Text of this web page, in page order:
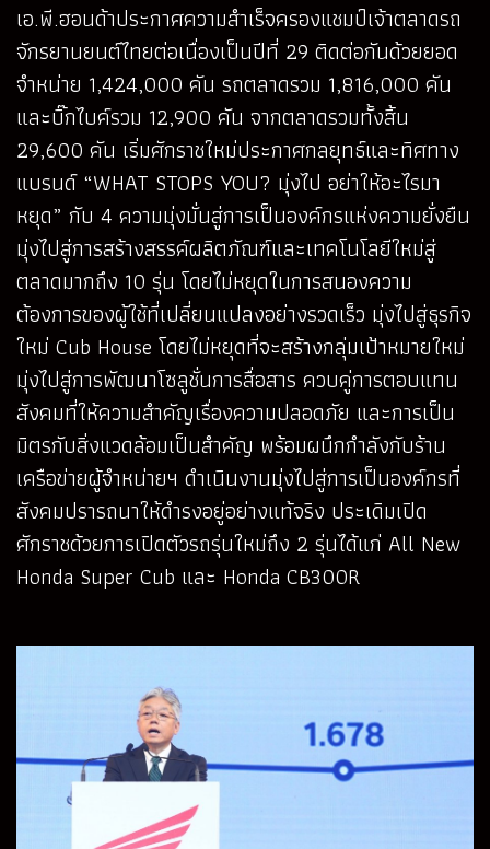
เอ.พี.ฮอนด้าประกาศความสำเร็จครองแชมป์เจ้าตลาดรถ
จักรยานยนต์ไทยต่อเนื่องเป็นปีที่ 29 ติดต่อกันด้วยยอด
จำหน่าย 1,424,000 คัน รถตลาดรวม 1,816,000 คัน
และบิ๊กไบค์รวม 12,900 คัน จากตลาดรวมทั้งสิ้น
29,600 คัน เริ่มศักราชใหม่ประกาศกลยุทธ์และทิศทาง
แบรนด์ “WHAT STOPS YOU? มุ่งไป อย่าให้อะไรมา
หยุด” กับ 4 ความมุ่งมั่นสู่การเป็นองค์กรแห่งความยั่งยืน
มุ่งไปสู่การสร้างสรรค์ผลิตภัณฑ์และเทคโนโลยีใหม่สู่
ตลาดมากถึง 10 รุ่น โดยไม่หยุดในการสนองความ
ต้องการของผู้ใช้ที่เปลี่ยนแปลงอย่างรวดเร็ว มุ่งไปสู่ธุรกิจ
ใหม่ Cub House โดยไม่หยุดที่จะสร้างกลุ่มเป้าหมายใหม่
มุ่งไปสู่การพัฒนาโซลูชั่นการสื่อสาร ควบคู่การตอบแทน
สังคมที่ให้ความสำคัญเรื่องความปลอดภัย และการเป็น
มิตรกับสิ่งแวดล้อมเป็นสำคัญ พร้อมผนึกกำลังกับร้าน
เครือข่ายผู้จำหน่ายฯ ดำเนินงานมุ่งไปสู่การเป็นองค์กรที่
สังคมปรารถนาให้ดำรงอยู่อย่างแท้จริง ประเดิมเปิด
ศักราชด้วยการเปิดตัวรถรุ่นใหม่ถึง 2 รุ่นได้แก่ All New
Honda Super Cub และ Honda CB300R